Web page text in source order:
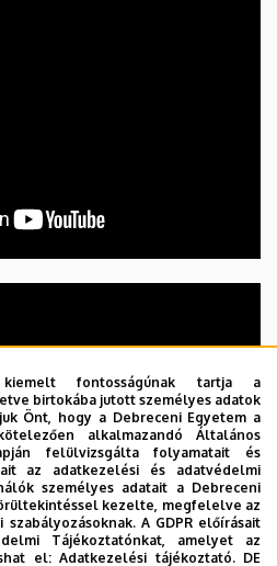
fontosságúnak tartja a
birtokába jutott személyes adatok
Önt, hogy a Debreceni Egyetem a
alkalmazandó Általános
felülvizsgálta folyamatait és
az adatkezelési és adatvédelmi
személyes adatait a Debreceni
kezelte, megfelelve az
A GDPR előírásait
Tájékoztatónkat, amelyet az
el:Adatkezelési tájékoztató. DE